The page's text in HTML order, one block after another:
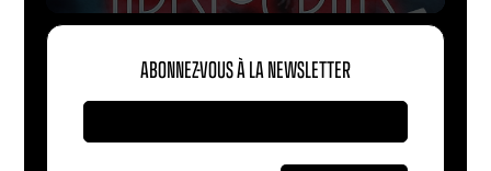
ABONNEZ-VOUS À LA NEWSLETTER